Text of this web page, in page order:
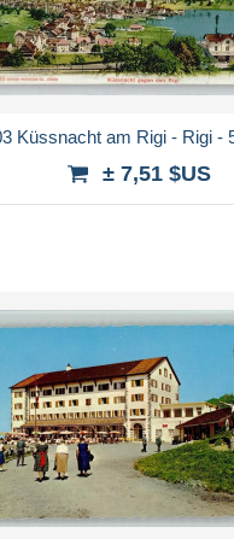
Küssnacht am Rigi - Rigi -
± 7,51 $US